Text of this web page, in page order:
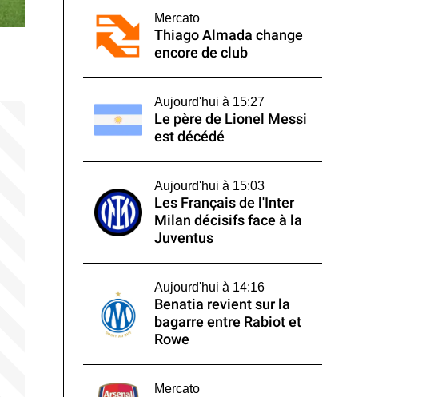
Mercato
Thiago Almada change
encore de club
Aujourd'hui à 15:27
Le père de Lionel Messi
est décédé
Aujourd'hui à 15:03
Les Français de l'Inter
Milan décisifs face à la
Juventus
Aujourd'hui à 14:16
Benatia revient sur la
bagarre entre Rabiot et
Rowe
Mercato